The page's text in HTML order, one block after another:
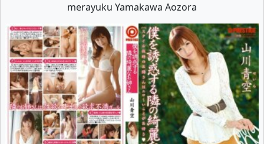
merayuku Yamakawa Aozora